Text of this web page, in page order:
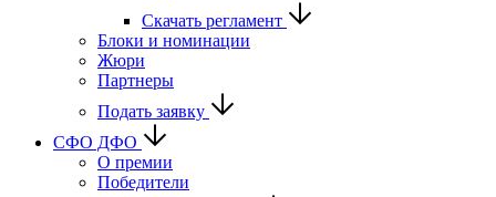
Скачать регламент
Блоки и номинации
Жюри
Партнеры
Подать заявку
CФО ДФО
О премии
Победители